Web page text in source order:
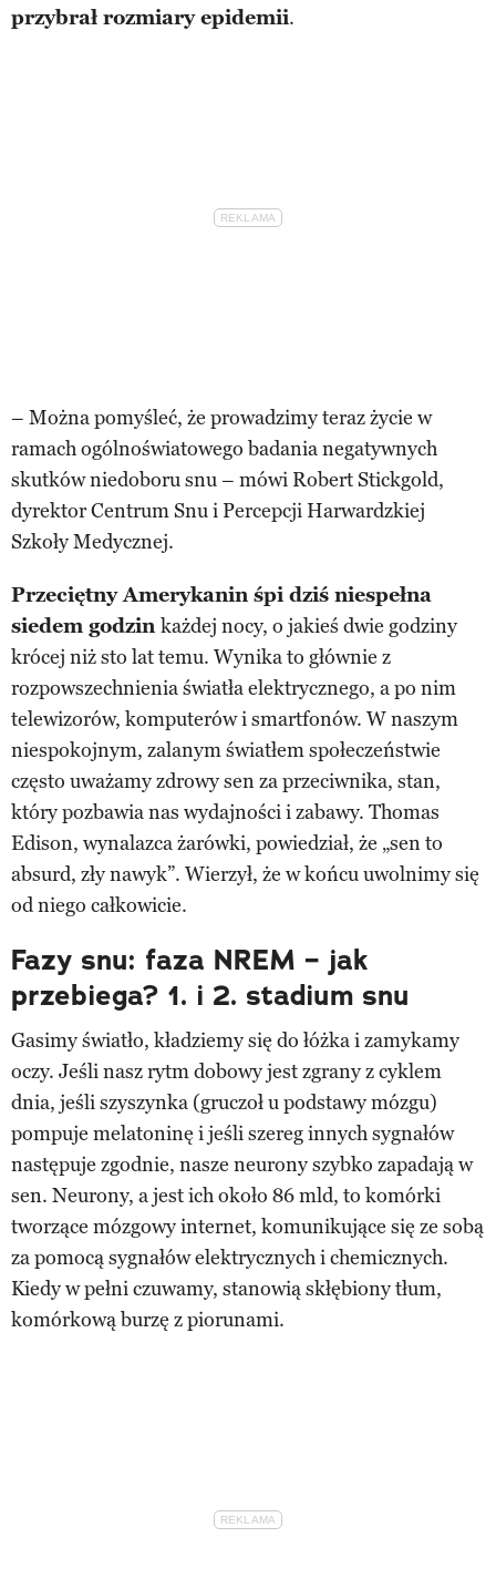
przybrał rozmiary epidemii.
– Można pomyśleć, że prowadzimy teraz życie w
ramach ogólnoświatowego badania negatywnych
skutków niedoboru snu – mówi Robert Stickgold,
dyrektor Centrum Snu i Percepcji Harwardzkiej
Szkoły Medycznej.
Przeciętny Amerykanin śpi dziś niespełna
siedem godzin każdej nocy, o jakieś dwie godziny
krócej niż sto lat temu. Wynika to głównie z
rozpowszechnienia światła elektrycznego, a po nim
telewizorów, komputerów i smartfonów. W naszym
niespokojnym, zalanym światłem społeczeństwie
często uważamy zdrowy sen za przeciwnika, stan,
który pozbawia nas wydajności i zabawy. Thomas
Edison, wynalazca żarówki, powiedział, że „sen to
absurd, zły nawyk”. Wierzył, że w końcu uwolnimy się
od niego całkowicie.
Fazy snu: faza NREM – jak
przebiega? 1. i 2. stadium snu
Gasimy światło, kładziemy się do łóżka i zamykamy
oczy. Jeśli nasz rytm dobowy jest zgrany z cyklem
dnia, jeśli szyszynka (gruczoł u podstawy mózgu)
pompuje melatoninę i jeśli szereg innych sygnałów
następuje zgodnie, nasze neurony szybko zapadają w
sen. Neurony, a jest ich około 86 mld, to komórki
tworzące mózgowy internet, komunikujące się ze sobą
za pomocą sygnałów elektrycznych i chemicznych.
Kiedy w pełni czuwamy, stanowią skłębiony tłum,
komórkową burzę z piorunami.